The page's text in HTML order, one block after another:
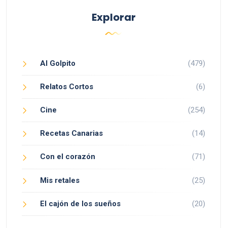
Explorar
Al Golpito (479)
Relatos Cortos (6)
Cine (254)
Recetas Canarias (14)
Con el corazón (71)
Mis retales (25)
El cajón de los sueños (20)